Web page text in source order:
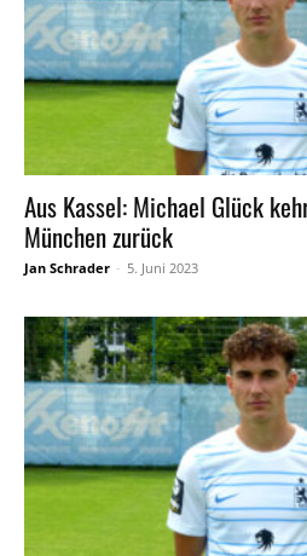
Aus Kassel: Michael Glück
München zurück
Jan Schrader - 5. Juni 2023